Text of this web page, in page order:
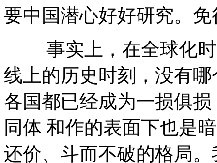
要中国潜心好好研究。
事实上，在全球化时
线上的历史时刻，没有
各国都已经成为一损俱
同体 和作的表面下也是
还价、斗而不破的格局